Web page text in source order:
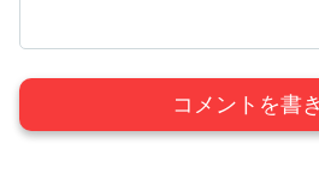
コメントを書